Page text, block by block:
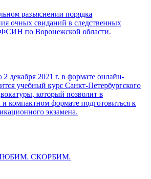
разъяснении порядка
очных свиданий в следственных
по Воронежской области.
2 декабря 2021 г. в формате онлайн-
учебный курс Санкт-Петербургского
который позволит в
компактном формате подготовиться к
экзамена.
СКОРБИМ.